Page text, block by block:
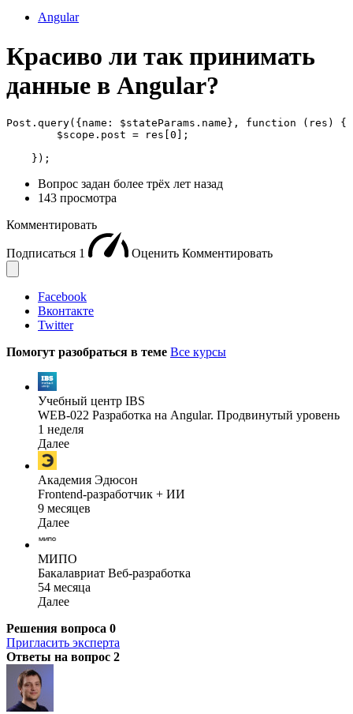
Angular
Красиво ли так принимать
данные в Angular?
Post.query({name: $stateParams.name}, function (res) {
        $scope.post = res[0];
    });
Вопрос задан более трёх лет назад
143 просмотра
Комментировать
Подписаться 1 Оценить Комментировать
Facebook
Вконтакте
Twitter
Помогут разобраться в теме Все курсы
Учебный центр IBS
WEB-022 Разработка на Angular. Продвинутый уровень
1 неделя
Далее
Академия Эдюсон
Frontend-разработчик + ИИ
9 месяцев
Далее
МИПО
Бакалавриат Веб-разработка
54 месяца
Далее
Решения вопроса 0
Пригласить эксперта
Ответы на вопрос 2